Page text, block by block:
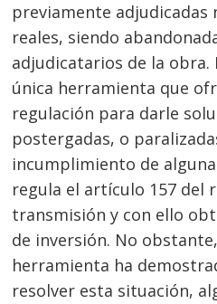
previamente adjudicadas
reales, siendo
adjudicatarios de la obra.
única herramienta que
regulación para darle
postergadas, o
incumplimiento de
regula el artículo 157 del
transmisión y con ello
de inversión. No
herramienta ha
resolver esta situación,